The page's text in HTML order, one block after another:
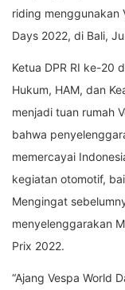
riding menggunakan
Days 2022, di Bali,
Ketua DPR RI ke-20
Hukum, HAM, dan
menjadi tuan rumah
bahwa
memercayai
kegiatan otomotif,
Mengingat
menyelenggarakan
Prix 2022.
“Ajang Vespa World